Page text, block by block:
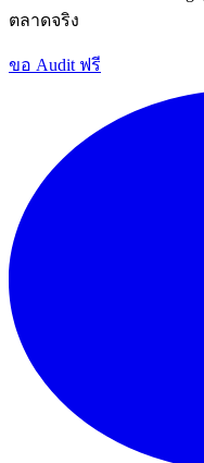
ตลาดจริง
ขอ Audit ฟรี